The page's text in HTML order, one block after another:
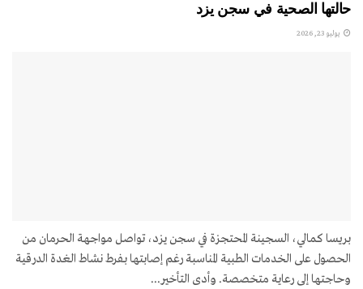
حالتها الصحية في سجن يزد
يوليو 23, 2026
بريسا كمالي، السجينة المحتجزة في سجن يزد، تواصل مواجهة الحرمان من
الحصول على الخدمات الطبية المناسبة رغم إصابتها بفرط نشاط الغدة الدرقية
وحاجتها إلى رعاية متخصصة. وأدى التأخير...